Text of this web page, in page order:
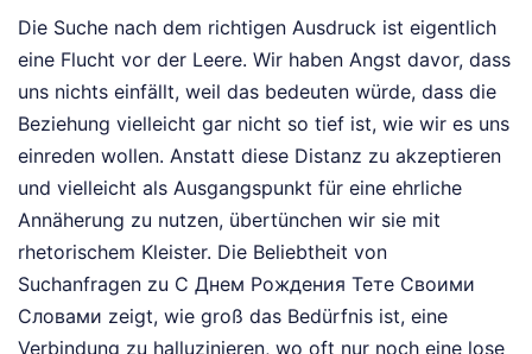
Die Suche nach dem richtigen Ausdruck ist eigentlich
eine Flucht vor der Leere. Wir haben Angst davor, dass
uns nichts einfällt, weil das bedeuten würde, dass die
Beziehung vielleicht gar nicht so tief ist, wie wir es uns
einreden wollen. Anstatt diese Distanz zu akzeptieren
und vielleicht als Ausgangspunkt für eine ehrliche
Annäherung zu nutzen, übertünchen wir sie mit
rhetorischem Kleister. Die Beliebtheit von
Suchanfragen zu С Днем Рождения Тете Своими
Словами zeigt, wie groß das Bedürfnis ist, eine
Verbindung zu halluzinieren, wo oft nur noch eine lose